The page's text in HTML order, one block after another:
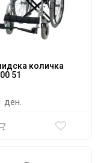
количка
51
ден.